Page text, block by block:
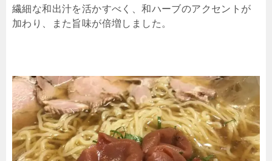
繊細な和出汁を活かすべく、和ハーブのアクセントが
加わり、また旨味が倍増しました。